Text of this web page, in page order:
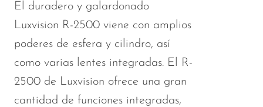
El duradero y galardonado
Luxvision R-2500 viene con amplios
poderes de esfera y cilindro, así
como varias lentes integradas. El R-
2500 de Luxvision ofrece una gran
cantidad de funciones integradas,